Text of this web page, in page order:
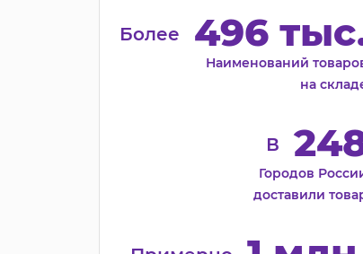
Более 496
Наименований
на
В
Городов
доставили